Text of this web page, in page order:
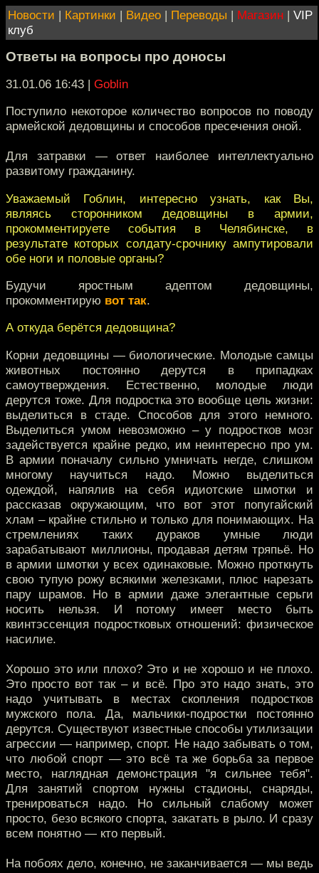
Новости | Картинки | Видео | Переводы | Магазин | VIP
клуб
Ответы на вопросы про доносы
31.01.06 16:43 | Goblin
Поступило некоторое количество вопросов по поводу
армейской дедовщины и способов пресечения оной.
Для затравки — ответ наиболее интеллектуально
развитому гражданину.
Уважаемый Гоблин, интересно узнать, как Вы,
являясь сторонником дедовщины в армии,
прокомментируете события в Челябинске, в
результате которых солдату-срочнику ампутировали
обе ноги и половые органы?
Будучи яростным адептом дедовщины,
прокомментирую вот так.
А откуда берётся дедовщина?
Корни дедовщины — биологические. Молодые самцы
животных постоянно дерутся в припадках
самоутверждения. Естественно, молодые люди
дерутся тоже. Для подростка это вообще цель жизни:
выделиться в стаде. Способов для этого немного.
Выделиться умом невозможно – у подростков мозг
задействуется крайне редко, им неинтересно про ум.
В армии поначалу сильно умничать негде, слишком
многому научиться надо. Можно выделиться
одеждой, напялив на себя идиотские шмотки и
рассказав окружающим, что вот этот попугайский
хлам – крайне стильно и только для понимающих. На
стремлениях таких дураков умные люди
зарабатывают миллионы, продавая детям тряпьё. Но
в армии шмотки у всех одинаковые. Можно проткнуть
свою тупую рожу всякими железками, плюс нарезать
пару шрамов. Но в армии даже элегантные серьги
носить нельзя. И потому имеет место быть
квинтэссенция подростковых отношений: физическое
насилие.
Хорошо это или плохо? Это и не хорошо и не плохо.
Это просто вот так – и всё. Про это надо знать, это
надо учитывать в местах скопления подростков
мужского пола. Да, мальчики-подростки постоянно
дерутся. Существуют известные способы утилизации
агрессии — например, спорт. Не надо забывать о том,
что любой спорт — это всё та же борьба за первое
место, наглядная демонстрация "я сильнее тебя".
Для занятий спортом нужны стадионы, снаряды,
тренироваться надо. Но сильный слабому может
просто, безо всякого спорта, закатать в рыло. И сразу
всем понятно — кто первый.
На побоях дело, конечно, не заканчивается — мы ведь